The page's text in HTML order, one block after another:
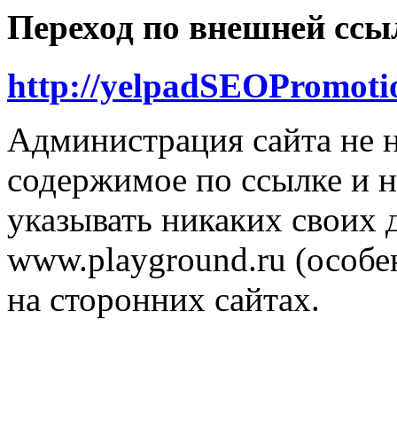
Переход по внешней
http://
Администрация сайта не
содержимое по ссылке и
указывать никаких
www.playground.ru
на сторонних сайтах.